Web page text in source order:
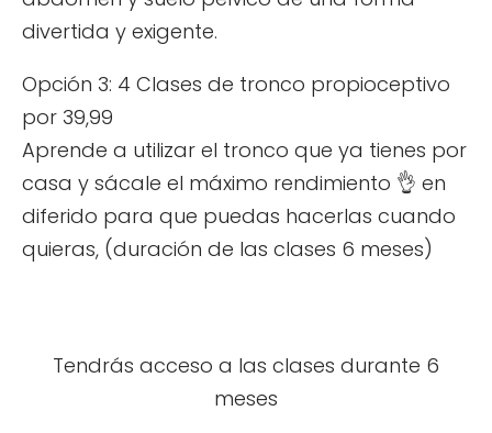
divertida y exigente.
Opción 3: 4 Clases de tronco propioceptivo
por 39,99
Aprende a utilizar el tronco que ya tienes por
casa y sácale el máximo rendimiento 👌 en
diferido para que puedas hacerlas cuando
quieras, (duración de las clases 6 meses)
Tendrás acceso a las clases durante 6
meses